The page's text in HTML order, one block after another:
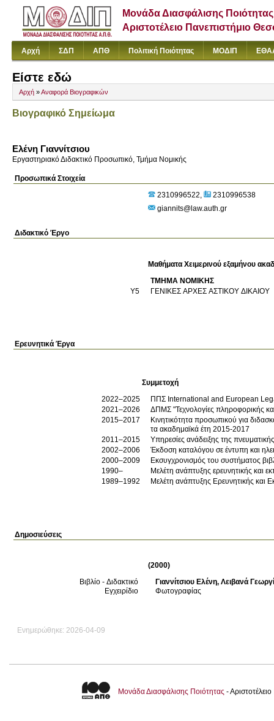
Μονάδα Διασφάλισης Ποιότητας
Αριστοτέλειο Πανεπιστήμιο
Αρχή ΣΔΠ ΑΠΘ Πολιτική Ποιότητας ΜΟΔΙΠ
Είστε εδώ
Αρχή »Αναφορά Βιογραφικών
Βιογραφικό Σημείωμα
Ελένη Γιαννίτσιου
Εργαστηριακό Διδακτικό Προσωπικό, Τμήμα Νομικής
Προσωπικά Στοιχεία
2310996522
2310996538
giannits@law.auth.gr
Διδακτικό Έργο
Μαθήματα Χειμερινού εξαμήνου
ΤΜΗΜΑ ΝΟΜΙΚΗΣ
Υ5
ΓΕΝΙΚΕΣ ΑΡΧΕΣ ΑΣΤΙΚΟΥ ΔΙΚΑΙΟΥ
Ερευνητικά Έργα
Συμμετοχή
2022–2025
ΠΠΣ International and European
2021–2026
ΔΠΜΣ "Τεχνολογίες πληροφορικής και
2015–2017
Κινητικότητα προσωπικού για
τα ακαδημαϊκά έτη 2015-2017
2011–2015
Υπηρεσίες ανάδειξης της
2002–2006
Έκδοση καταλόγου σε έντυπη και
2000–2009
Εκσυγχρονισμός του συστήματος
1990–
Μελέτη ανάπτυξης ερευνητικής και
1989–1992
Μελέτη ανάπτυξης Ερευνητικής και
Δημοσιεύσεις
(2000)
Βιβλίο - Διδακτικό
Εγχειρίδιο
Γιαννίτσιου Ελένη, Λειβανά
Φωτογραφίας
Ενημερώθηκε: 2026-04-09
Μονάδα Διασφάλισης Ποιότητας -